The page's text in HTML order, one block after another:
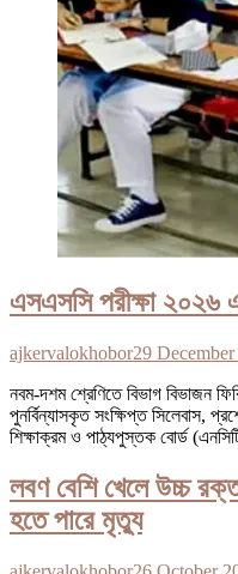
এসএসসি পরীক্ষা ২০২৬
ajkervalokhobor29
নবম-দশম শ্রেণিতে বিভাগ বিভাজন
পুনর্বিন্যাসকৃত সংক্ষিপ্ত সিলেবাস,
শিক্ষাক্রম ও পাঠ্যপুস্তক বোর্ড
লবণ বেশি খেলে উচ্চ
হতে পারে মৃত্যু